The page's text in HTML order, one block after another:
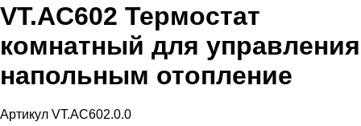
VT.AC602 Термостат
комнатный для управления
напольным отопление
Артикул VT.AC602.0.0